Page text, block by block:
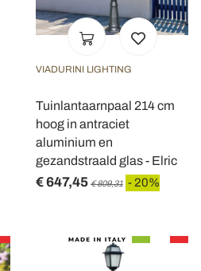
VIADURINI LIGHTING
Tuinlantaarnpaal 214 cm
hoog in antraciet
aluminium en
gezandstraald glas - Elric
€ 647,45 € 809,31 - 20%